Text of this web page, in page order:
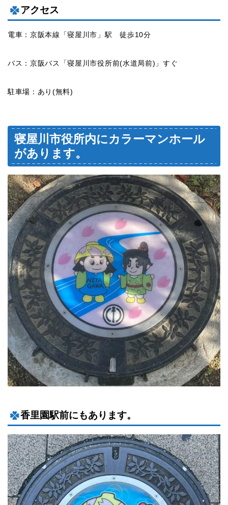
アクセス
電車：京阪本線「寝屋川市」駅 徒歩10分
バス：京阪バス「寝屋川市役所前(水道局前)」すぐ
駐車場：あり(無料)
寝屋川市役所内にカラーマンホール
があります。
香里園駅前にもあります。